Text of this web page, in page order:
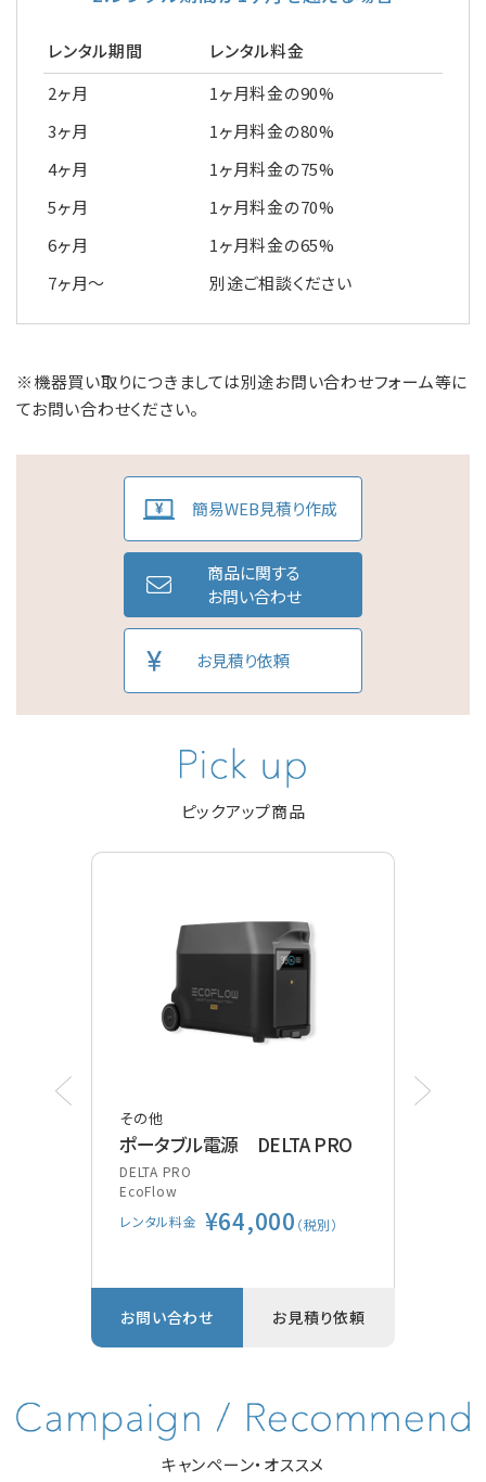
レンタル期間
レンタル料金
2ヶ月
1ヶ月料金の90%
3ヶ月
1ヶ月料金の80%
4ヶ月
1ヶ月料金の75%
5ヶ月
1ヶ月料金の70%
6ヶ月
1ヶ月料金の65%
7ヶ月～
別途ご相談ください
※機器買い取りにつきましては別途お問い合わせフォーム等に
てお問い合わせください。
簡易WEB見積り作成
商品に関する
お問い合わせ
お見積り依頼
ピックアップ商品
その他
ポータブル電源 DELTA PRO
DELTA PRO
EcoFlow
レンタル料金 ¥64,000 （税別）
お問い合わせ お見積り依頼
キャンペーン・オススメ